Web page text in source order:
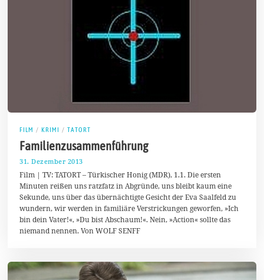
FILM / KRIMI / TATORT
Familienzusammenführung
31. Dezember 2013
e
b
r
a
r
4
Film | TV: TATORT – Türkischer Honig (MDR), 1.1. Die ersten
Minuten reißen uns ratzfatz in Abgründe, uns bleibt kaum eine
Sekunde, uns über das übernächtigte Gesicht der Eva Saalfeld zu
wundern, wir werden in familiäre Verstrickungen geworfen, »Ich
bin dein Vater!«, »Du bist Abschaum!«. Nein, »Action« sollte das
niemand nennen. Von WOLF SENFF